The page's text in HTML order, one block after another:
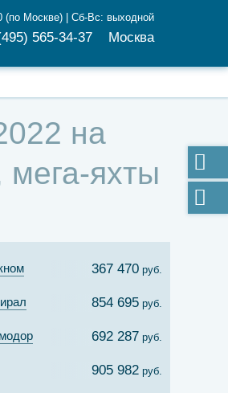
(по Москве) | Сб-Вс: выходной
565-34-37 Москва
на
яхты
367 470 руб.
854 695 руб.
692 287 руб.
905 982 руб.